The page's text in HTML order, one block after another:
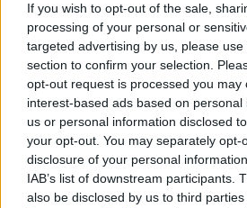
If you wish to opt-out of the sale,
processing of your personal or
targeted advertising by us, please
section to confirm your selection.
opt-out request is processed you may
interest-based ads based on
us or personal information disclosed
your opt-out. You may separately opt-
disclosure of your personal
IAB’s list of downstream participants.
also be disclosed by us to third
”God chans att bli ny
Utbudet av terrängdugliga
nu på av eldrivna Toyota bZ4X